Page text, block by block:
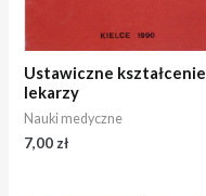
Ustawiczne kształcenie
lekarzy
Nauki medyczne
7,00 zł